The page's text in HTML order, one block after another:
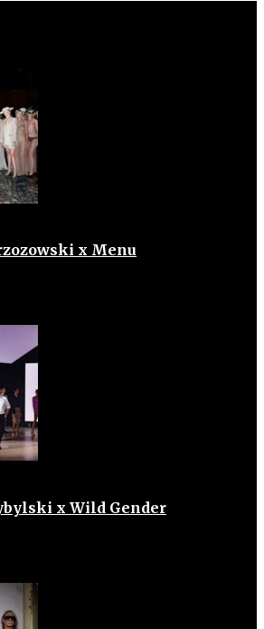
x Menu
x Wild Gender